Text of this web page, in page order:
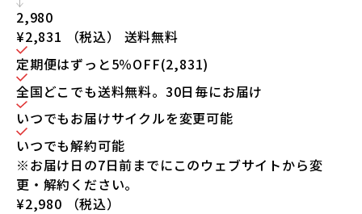
2,980
¥2,831
（税込）
送料無料
定期便はずっと5％OFF(2,831)
全国どこでも送料無料。30日毎にお届け
いつでもお届けサイクルを変更可能
いつでも解約可能
※お届け日の7日前までにこのウェブサイトから変
更・解約ください。
¥2,980
（税込）